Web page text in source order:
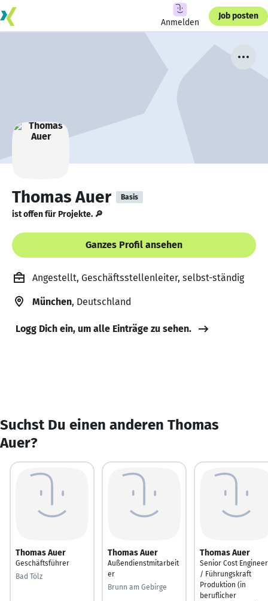
Anmelden
Job posten
Thomas Auer Basis
ist offen für Projekte. 🔎
Ganzes Profil ansehen
Angestellt, Geschäftsstellenleiter, selbst-ständig
München, Deutschland
Logg Dich ein, um alle Einträge zu sehen.
Suchst Du einen anderen Thomas
Auer?
Thomas Auer
Geschäftsführer
Bad Tölz
Thomas Auer
Außendienstmitarbeit
er
Brunn am Gebirge
Thomas Auer
Senior Cost Engineer
/ Führungskraft
Produktion (in
beruflicher